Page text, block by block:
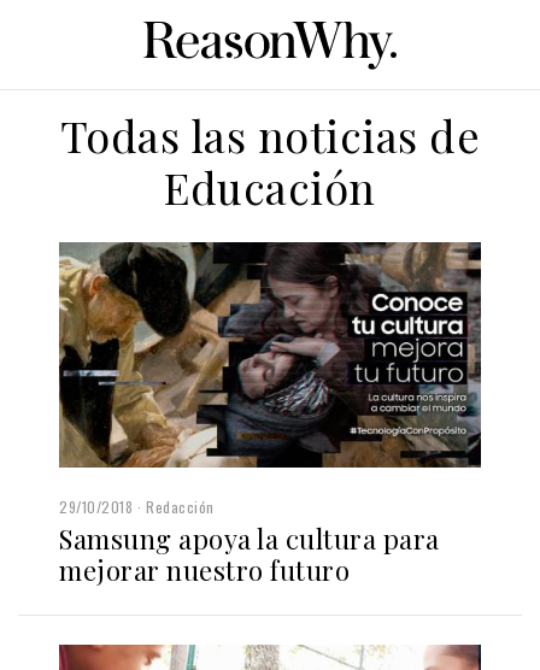
Todas las noticias de
Educación
29/10/2018 Redacción
Samsung apoya la cultura para
mejorar nuestro futuro